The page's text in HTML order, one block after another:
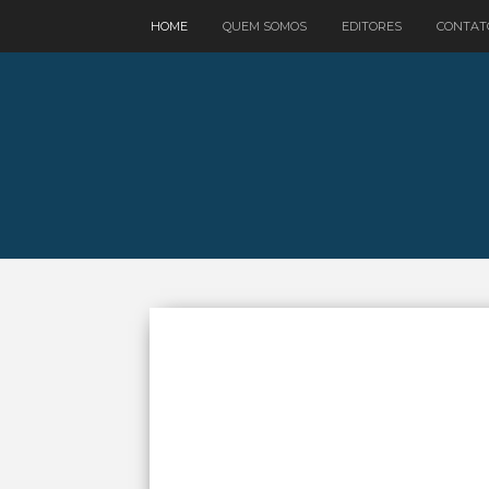
HOME QUEM SOMOS EDITORES